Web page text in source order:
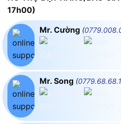
17h00)
Mr. Cường (
Mr. Song (